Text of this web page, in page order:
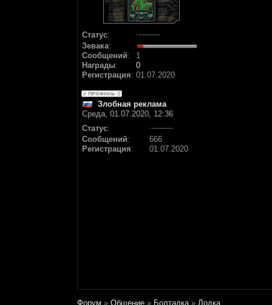
Статус:
Зевака:
Сообщений:
1
Награды:
0
Регистрация: 01.07.2020
Злобная реклама
Среда, 01.07.2020, 12:36
Статус:
Сообщений:
666
Регистрация: 01.07.2020
Форум » Общение » Болталка » Лодка